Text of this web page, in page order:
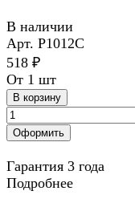
В наличии
Арт. P1012C
518 ₽
От 1 шт
В корзину
Оформить
Гарантия 3 года
Подробнее